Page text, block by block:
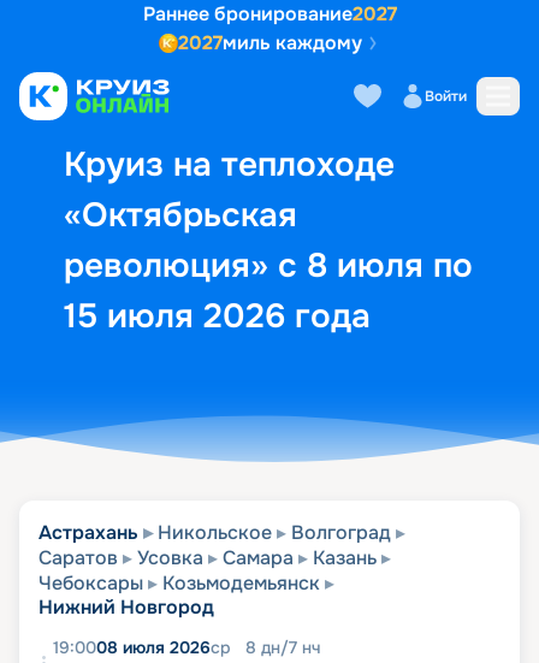
Раннее бронирование2027
2027миль каждому
Войти
Круиз на теплоходе
«Октябрьская
революция» с 8 июля по
15 июля 2026 года
Выбор кают Маршрут и
Астрахань Никольское
Волгоград
Саратов
Усовка Самара
Казань
Чебоксары
Козьмодемьянск
Нижний Новгород
19:0008 июля 2026ср 8 дн/7 нч